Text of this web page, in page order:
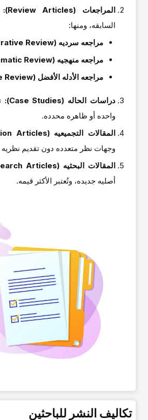
المراجعات (Review Articles):
السابقه، ومنها:
مراجعه سردیه (Narrative Review).
مراجعه منهجیه (Systematic Review).
مراجعه الأدله الأفضل (Best Evidence Review).
دراسات الحاله (Case Studies):
واحده أو ظاهره محدده.
المقالات التجمیعیه (Compilation Articles):
وجهات نظر متعدده دون تقدیم نظریه
المقالات البحثیه (Research Articles):
أصلیه جدیده، وتُعتبر الأکثر قیمه.
تکالیف النشر للباحثین